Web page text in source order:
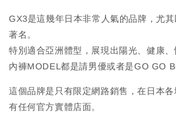
GX3是這幾年日本非常人氣的品牌，尤
著名。
特別適合亞洲體型，展現出陽光、健康、
內褲MODEL都是請男優或者是GO GO
這個品牌是只有限定網路銷售，在日本
有任何官方實體店面。